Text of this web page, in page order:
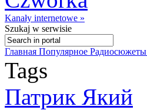
Kanały internetowe »
Szukaj w serwisie
Главная Популярное Радиосюжеты
Tags
Патрик Який